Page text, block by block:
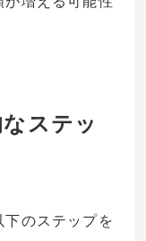
ステッ
のステップを